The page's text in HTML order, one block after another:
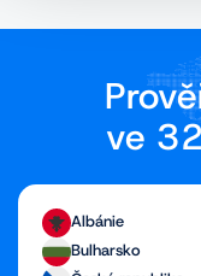
ve
Albánie
Bulharsko